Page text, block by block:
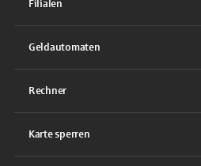
Filialen
Geldautomaten
Rechner
Karte sperren